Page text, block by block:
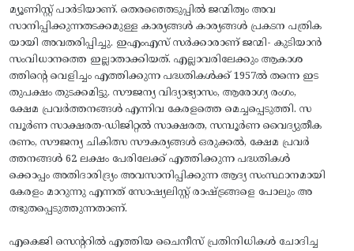
മ്യൂണിസ്റ്റ് പാർടിയാണ്. തെരഞ്ഞെടുപ്പിൽ ജന്മിത്വം അവ
സാനിപ്പിക്കുന്നതടക്കമുള്ള കാര്യങ്ങൾ കാര്യങ്ങൾ പ്രകടന പത്രിക
യായി അവതരിപ്പിച്ചു. ഇഎംഎസ് സർക്കാരാണ് ജന്മി- കുടിയാൻ
സംവിധാനത്തെ ഇല്ലാതാക്കിയത്. എല്ലാവരിലേക്കും ആകാശ
ത്തിന്റെ വെളിച്ചം എത്തിക്കുന്ന പദ്ധതികൾക്ക് 1957ൽ തന്നെ ഇട
തുപക്ഷം തുടക്കമിട്ടു. സൗജന്യ വിദ്യാഭ്യാസം, ആരോഗ്യ രംഗം,
ക്ഷേമ പ്രവർത്തനങ്ങൾ എന്നിവ കേരളത്തെ മെച്ചപ്പെടുത്തി. സ
മ്പൂർണ സാക്ഷരത-ഡിജിറ്റൽ സാക്ഷരത, സമ്പൂർണ വൈദ്യുതീക
രണം, സൗജന്യ ചികിത്സ സൗകര്യങ്ങൾ ഒരുക്കൽ, ക്ഷേമ പ്രവർ
ത്തനങ്ങൾ 62 ലക്ഷം പേരിലേക്ക് എത്തിക്കുന്ന പദ്ധതികൾ
ക്കൊപ്പം അതിദാരിദ്ര്യം അവസാനിപ്പിക്കുന്ന ആദ്യ സംസ്ഥാനമായി
കേരളം മാറുന്നു എന്നത് സോഷ്യലിസ്റ്റ് രാഷ്ട്രങ്ങളെ പോലും അ
ത്ഭുതപ്പെടുത്തുന്നതാണ്.
എകെജി സെന്ററിൽ എത്തിയ ചൈനീസ് പ്രതിനിധികൾ ചോദിച്ച